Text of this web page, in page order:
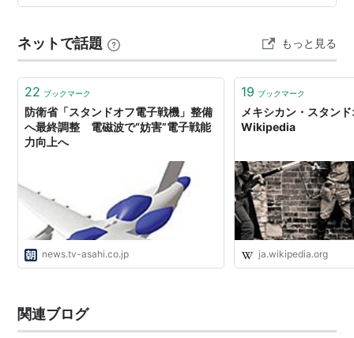
目撃してしまった孤独な少女バード。彼女は、凶悪なヒ
カーターの家に逃げ込んできます。元…
ネットで話題 もっと見る
22 ブックマーク
防衛省「スタンドオフ電子戦機」整備
へ最終調整 電磁波で“妨害”電子戦能
力向上へ
news.tv-asahi.co.jp
19 ブックマーク
メキシカン・スタン
Wikipedia
ja.wikipedia.org
関連ブログ